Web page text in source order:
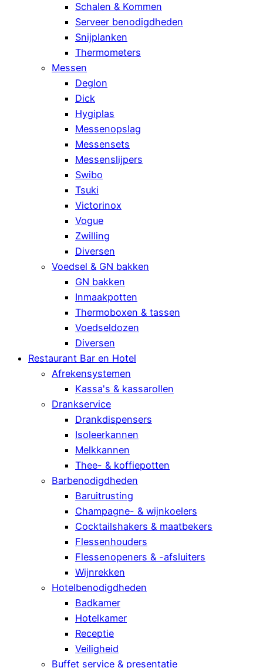
Schalen & Kommen
Serveer benodigdheden
Snijplanken
Thermometers
Messen
Deglon
Dick
Hygiplas
Messenopslag
Messensets
Messenslijpers
Swibo
Tsuki
Victorinox
Vogue
Zwilling
Diversen
Voedsel & GN bakken
GN bakken
Inmaakpotten
Thermoboxen & tassen
Voedseldozen
Diversen
Restaurant Bar en Hotel
Afrekensystemen
Kassa's & kassarollen
Drankservice
Drankdispensers
Isoleerkannen
Melkkannen
Thee- & koffiepotten
Barbenodigdheden
Baruitrusting
Champagne- & wijnkoelers
Cocktailshakers & maatbekers
Flessenhouders
Flessenopeners & -afsluiters
Wijnrekken
Hotelbenodigdheden
Badkamer
Hotelkamer
Receptie
Veiligheid
Buffet service & presentatie